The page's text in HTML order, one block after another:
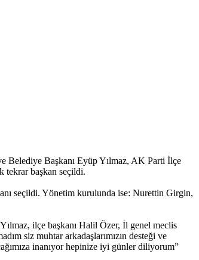
Belediye Başkanı Eyüp Yılmaz, AK Parti İlçe
tekrar başkan seçildi.
seçildi. Yönetim kurulunda ise: Nurettin Girgin,
ilçe başkanı Halil Özer, İl genel meclis
siz muhtar arkadaşlarımızın desteği ve
inanıyor hepinize iyi günler diliyorum”